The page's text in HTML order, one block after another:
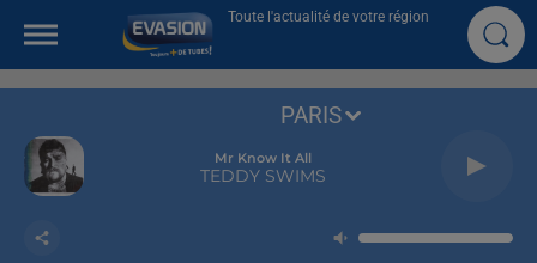
Toute l'actualité de votre région
Mr Know It All
TEDDY SWIMS
PARIS